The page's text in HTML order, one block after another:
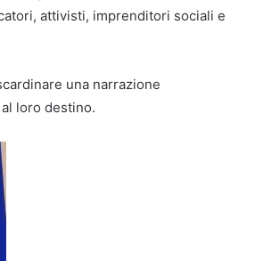
attivisti, imprenditori sociali e
una narrazione
loro destino.